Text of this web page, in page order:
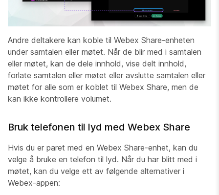
Andre deltakere kan koble til Webex Share-enheten
under samtalen eller møtet. Når de blir med i samtalen
eller møtet, kan de dele innhold, vise delt innhold,
forlate samtalen eller møtet eller avslutte samtalen eller
møtet for alle som er koblet til Webex Share, men de
kan ikke kontrollere volumet.
Bruk telefonen til lyd med Webex Share
Hvis du er paret med en Webex Share-enhet, kan du
velge å bruke en telefon til lyd. Når du har blitt med i
møtet, kan du velge ett av følgende alternativer i
Webex-appen: